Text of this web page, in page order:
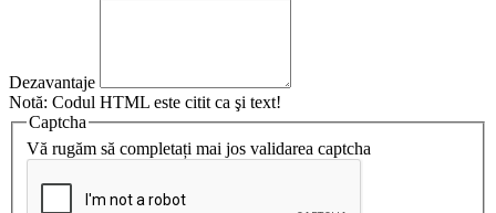
Dezavantaje
Notă: Codul HTML este citit ca şi text!
Captcha
Vă rugăm să completați mai jos validarea captcha